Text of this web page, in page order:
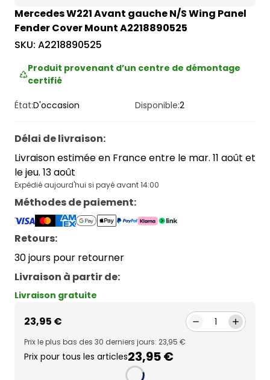
Mercedes W221 Avant gauche N/S Wing Panel
Fender Cover Mount A2218890525
SKU: A2218890525
Produit provenant d’un centre de démontage
certifié
État:D'occasion Disponible:2
Délai de livraison:
Livraison estimée en France entre le mar. 11 août et
le jeu. 13 août
Expédié aujourd'hui si payé avant 14:00
Méthodes de paiement:
Retours:
30 jours pour retourner
Livraison à partir de:
Livraison gratuite
23,95 € 1
Prix le plus bas des 30 derniers jours: 23,95 €
Prix pour tous les articles23,95 €